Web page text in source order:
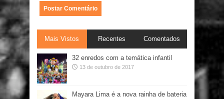
Mais Vistos Recentes Comentados
32 enredos com a temática infantil
13 de outubro de 2017
Mayara Lima é a nova rainha de bateria